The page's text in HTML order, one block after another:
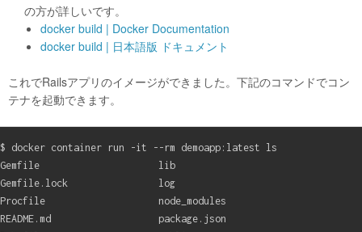
の方が詳しいです。
docker build | Docker Documentation
docker build | 日本語版 ドキュメント
これでRailsアプリのイメージができました。下記のコマンドでコン
テナを起動できます。
$ docker container run -it --rm demoapp:latest ls
Gemfile                     lib
Gemfile.lock                log
Procfile                    node_modules
README.md                   package.json